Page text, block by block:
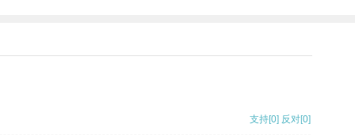
支持[0] 反对[0]